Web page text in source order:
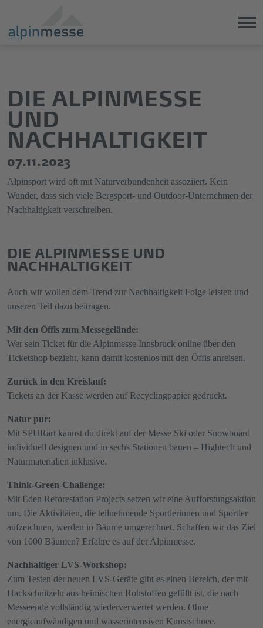
springen
springen
DIE ALPINMESSE
UND
NACHHALTIGKEIT
07.11.2023
Alpinsport wird oft mit Naturverbundenheit assoziiert. Kein
Wunder, dass sich viele Bergsport- und Outdoor-Unternehmen der
Nachhaltigkeit verschreiben.
DIE ALPINMESSE UND
NACHHALTIGKEIT
Auch wir wollen dem Trend zur Nachhaltigkeit Folge leisten und
unseren Teil dazu beitragen.
Mit den Öffis zum Messegelände:
Wer sein Ticket für die Alpinmesse Innsbruck online über den
Ticketshop bezieht, kann damit kostenlos mit den Öffis anreisen.
Zurück in den Kreislauf:
Tickets an der Kasse werden auf Recyclingpapier gedruckt.
Natur pur:
Mit SPURart kannst du direkt auf der Messe Ski oder Snowboard
individuell designen und in sechs Stationen bauen – Hightech und
Naturmaterialien inklusive.
Think-Green-Challenge:
Mit Eden Reforestation Projects setzen wir eine Aufforstungsaktion
um. Die Aktivitäten, die teilnehmende Sportlerinnen und Sportler
aufzeichnen, werden in Bäume umgerechnet. Schaffen wir das Ziel
von 1000 Bäumen? Erfahre es auf der Alpinmesse.
Nachhaltiger LVS-Workshop:
Zum Testen der neuen LVS-Geräte gibt es einen Bereich, der mit
Hackschnitzeln aus heimischen Rohstoffen gefüllt ist, die nach
Messeende vollständig wiederverwertet werden. Ohne
energieaufwändigen und wasserintensiven Kunstschnee.